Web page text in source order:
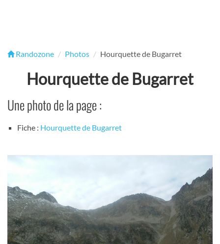
Randozone Photos Hourquette de Bugarret
Hourquette de Bugarret
Une photo de la page :
Fiche : Hourquette de Bugarret